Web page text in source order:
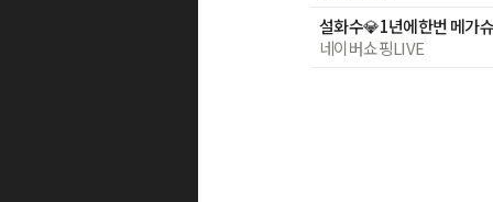
네이버쇼핑LIVE